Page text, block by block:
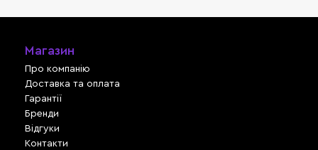
Магазин
Про компанію
Доставка та оплата
Гарантії
Бренди
Відгуки
Контакти